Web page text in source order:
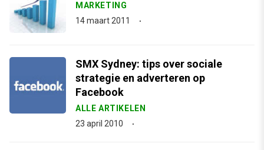
MARKETING
14 maart 2011
SMX Sydney: tips over sociale
strategie en adverteren op
Facebook
ALLE ARTIKELEN
23 april 2010